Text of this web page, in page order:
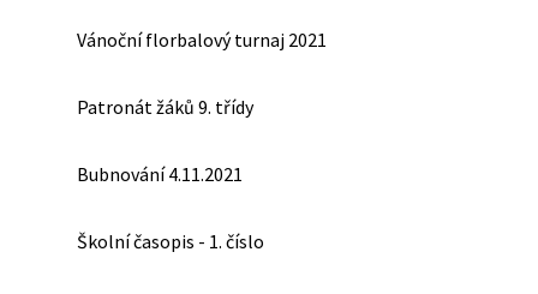
Vánoční florbalový turnaj 2021
Patronát žáků 9. třídy
Bubnování 4.11.2021
Školní časopis - 1. číslo